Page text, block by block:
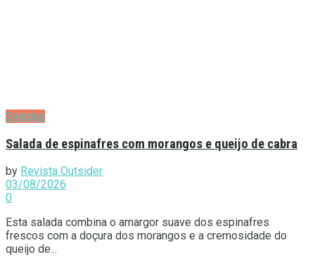
Saladas
Salada de espinafres com morangos e queijo de cabra
by Revista Outsider
03/08/2026
0
Esta salada combina o amargor suave dos espinafres
frescos com a doçura dos morangos e a cremosidade do
queijo de...